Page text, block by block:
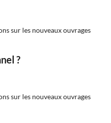
sur les nouveaux ouvrages
?
sur les nouveaux ouvrages